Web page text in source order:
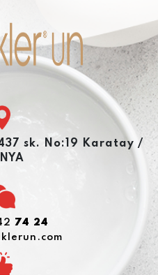
sk. No:19 Karatay /
74 24